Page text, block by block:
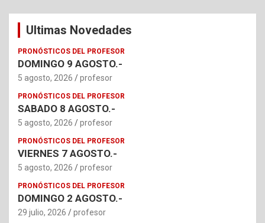
Ultimas Novedades
PRONÓSTICOS DEL PROFESOR
DOMINGO 9 AGOSTO.-
5 agosto, 2026 profesor
PRONÓSTICOS DEL PROFESOR
SABADO 8 AGOSTO.-
5 agosto, 2026 profesor
PRONÓSTICOS DEL PROFESOR
VIERNES 7 AGOSTO.-
5 agosto, 2026 profesor
PRONÓSTICOS DEL PROFESOR
DOMINGO 2 AGOSTO.-
29 julio, 2026 profesor